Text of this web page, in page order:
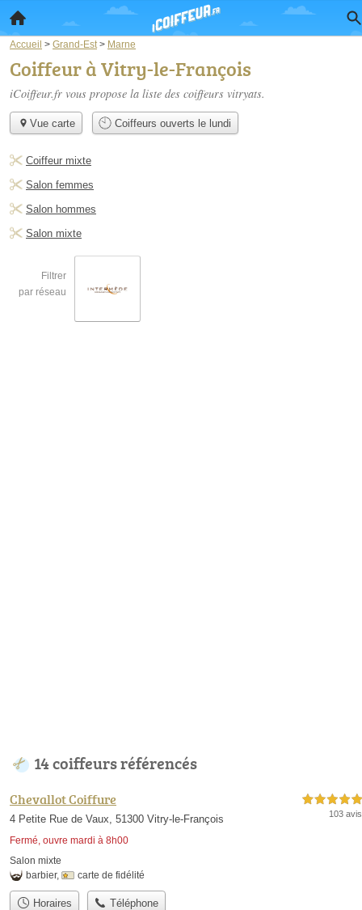
Accueil > Grand-Est > Marne
Coiffeur à Vitry-le-François
iCoiffeur.fr vous propose la liste des coiffeurs vitryats.
Vue carte Coiffeurs ouverts le lundi
Coiffeur mixte
Salon femmes
Salon hommes
Salon mixte
Filtrer
par réseau
14 coiffeurs référencés
Chevallot Coiffure
4 Petite Rue de Vaux, 51300 Vitry-le-François
Fermé, ouvre mardi à 8h00
5,0 étoiles sur 5
103 avis
Salon mixte
barbier, carte de fidélité
Horaires Téléphone